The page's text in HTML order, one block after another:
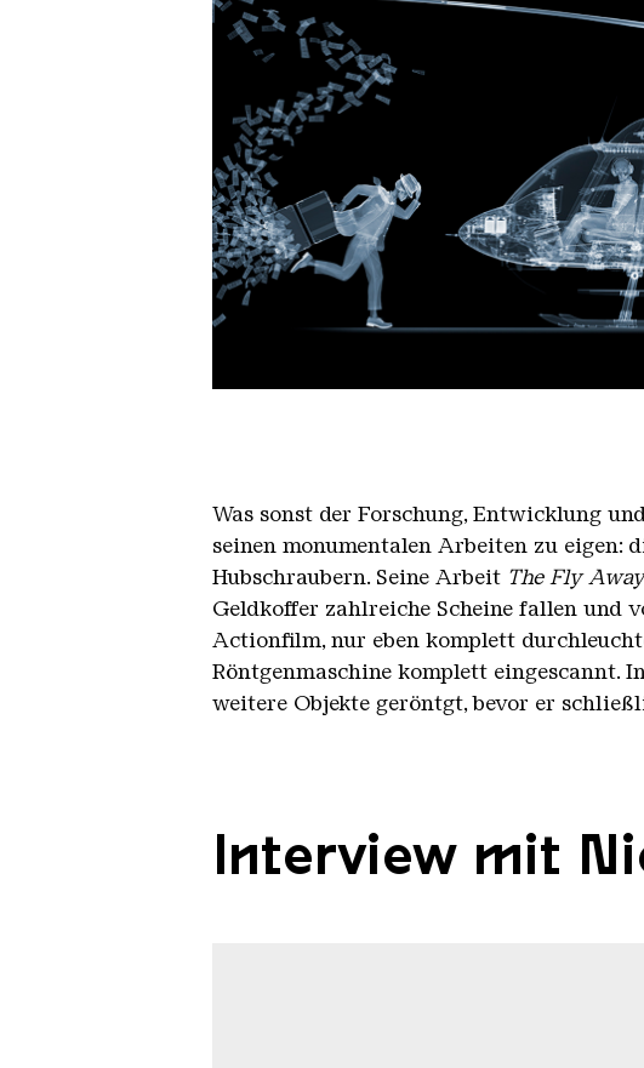
The Fly Away
Copyright: Nick Veasey | Courtesy of the
Was sonst der Forschung, Entwicklung
seinen monumentalen Arbeiten zu eigen:
Hubschraubern. Seine Arbeit The Fly Away
Geldkoffer zahlreiche Scheine fallen und
Actionfilm, nur eben komplett
Röntgenmaschine komplett eingescannt.
weitere Objekte geröntgt, bevor er
Interview mit